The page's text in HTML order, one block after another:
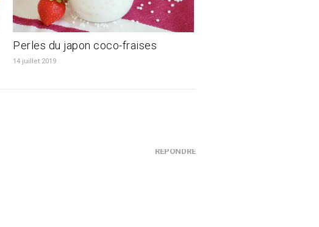
Perles du japon coco-fraises
14 juillet 2019
RÉPONDRE